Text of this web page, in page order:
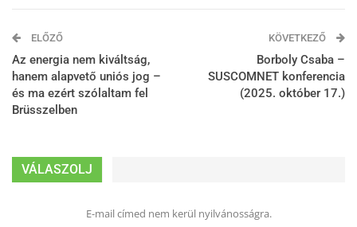
ELŐZŐ
Az energia nem kiváltság,
hanem alapvető uniós jog –
és ma ezért szólaltam fel
Brüsszelben
KÖVETKEZŐ
Borboly Csaba –
SUSCOMNET konferencia
(2025. október 17.)
VÁLASZOLJ
E-mail címed nem kerül nyilvánosságra.